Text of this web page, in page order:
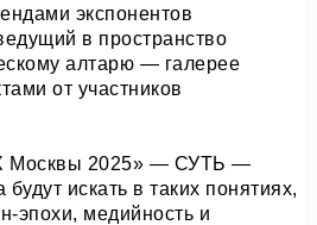
экспонентов
в пространство
алтарю — галерее
от участников
Москвы 2025» — СУТЬ —
искать в таких понятиях,
эпохи, медийность и